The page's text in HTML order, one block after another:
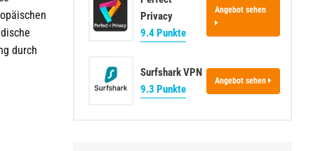
durch
Privacy
9.4 Punkte
Angebot sehen
Surfshark VPN
9.3 Punkte
Angebot sehen